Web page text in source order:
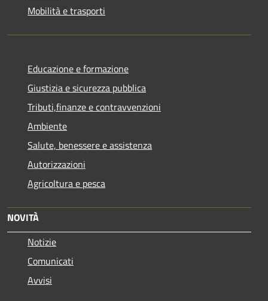
Mobilità e trasporti
Educazione e formazione
Giustizia e sicurezza pubblica
Tributi,finanze e contravvenzioni
Ambiente
Salute, benessere e assistenza
Autorizzazioni
Agricoltura e pesca
NOVITÀ
Notizie
Comunicati
Avvisi